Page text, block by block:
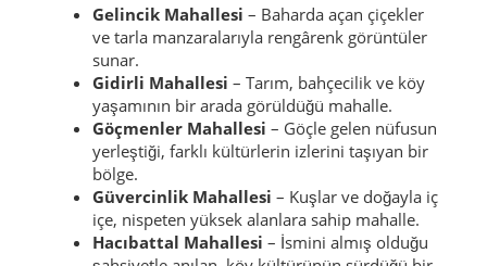
Gelincik Mahallesi – Baharda açan çiçekler
ve tarla manzaralarıyla rengârenk görüntüler
sunar.
Gidirli Mahallesi – Tarım, bahçecilik ve köy
yaşamının bir arada görüldüğü mahalle.
Göçmenler Mahallesi – Göçle gelen nüfusun
yerleştiği, farklı kültürlerin izlerini taşıyan bir
bölge.
Güvercinlik Mahallesi – Kuşlar ve doğayla iç
içe, nispeten yüksek alanlara sahip mahalle.
Hacıbattal Mahallesi – İsmini almış olduğu